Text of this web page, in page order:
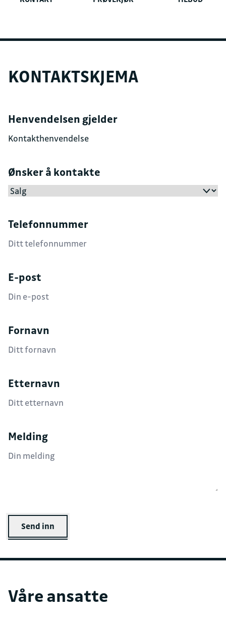
KONTAKTSKJEMA
Henvendelsen gjelder
Ønsker å kontakte
Telefonnummer
E-post
Fornavn
Etternavn
Melding
Send inn
Våre ansatte